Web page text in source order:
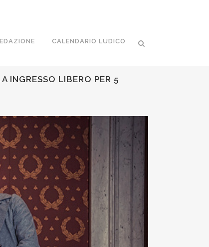
CALENDARIO LUDICO
INGRESSO LIBERO PER 5